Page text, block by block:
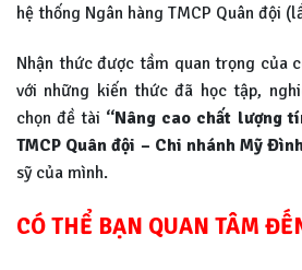
hệ thống Ngân hàng TMCP Quân đội
Nhận thức được tầm quan trọng của
với những kiến thức đã học tập,
chọn đề tài “Nâng cao chất lượng
TMCP Quân đội – Chi nhánh Mỹ
sỹ của mình.
CÓ THỂ BẠN QUAN TÂM